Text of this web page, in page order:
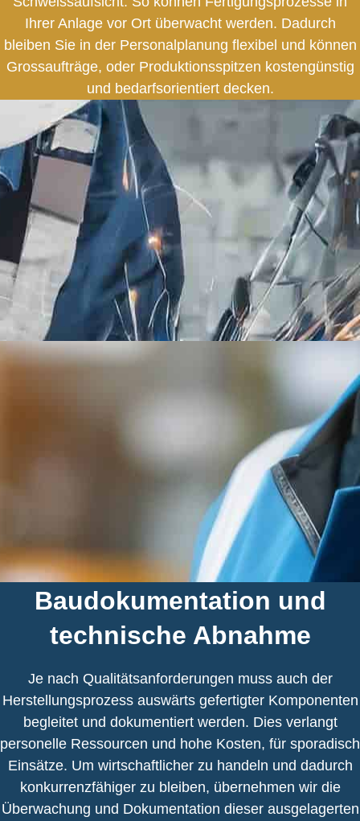
Ihrer Anlage vor Ort überwacht werden. Dadurch
bleiben Sie in der Personalplanung flexibel und können
Grossaufträge, oder Produktionsspitzen kostengünstig
und bedarfsorientiert decken.
Baudokumentation und
technische Abnahme
Je nach Qualitätsanforderungen muss auch der
Herstellungsprozess auswärts gefertigter Komponenten
begleitet und dokumentiert werden. Dies verlangt
personelle Ressourcen und hohe Kosten, für sporadisch
Einsätze. Um wirtschaftlicher zu handeln und dadurch
konkurrenzfähiger zu bleiben, übernehmen wir die
Überwachung und Dokumentation dieser ausgelagerten